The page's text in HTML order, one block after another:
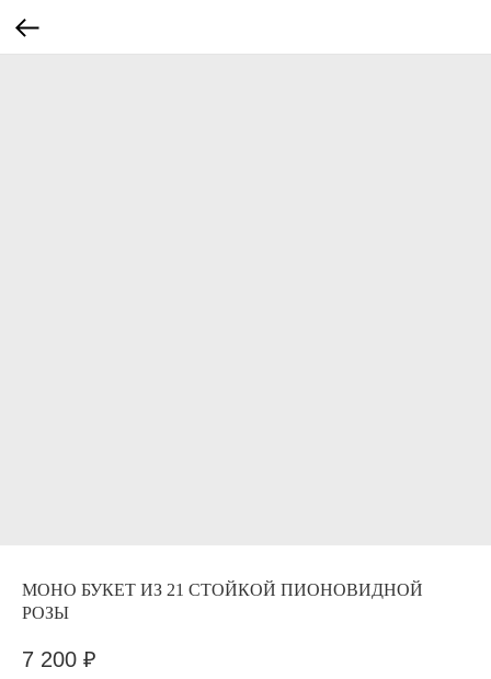
МОНО БУКЕТ ИЗ 21 СТОЙКОЙ ПИОНОВИДНОЙ
РОЗЫ
7 200 ₽